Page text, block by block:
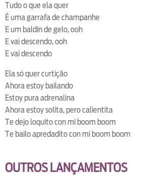
Tudo o que ela quer
É uma garrafa de champanhe
E um baldin de gelo, ooh
E vai descendo, ooh
E vai descendo
Ela só quer curtição
Ahora estoy bailando
Estoy pura adrenalina
Ahora estoy solita, pero calientita
Te dejo loquito con mi boom boom
Te bailo apredadito con mi boom boom
OUTROS LANÇAMENTOS